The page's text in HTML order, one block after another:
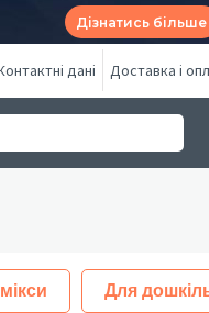
Дізнатись більше
дані Доставка і
Для